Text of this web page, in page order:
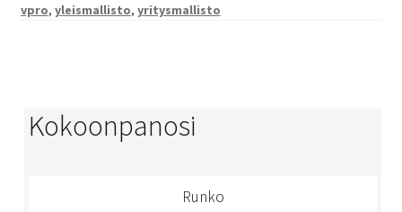
vpro, yleismallisto, yritysmallisto
Kokoonpanosi
Runko